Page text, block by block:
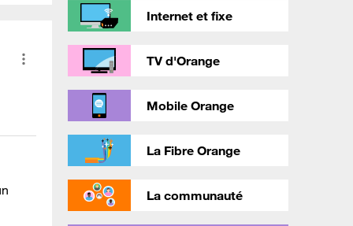
Internet et fixe
TV d'Orange
Mobile Orange
La Fibre Orange
La communauté